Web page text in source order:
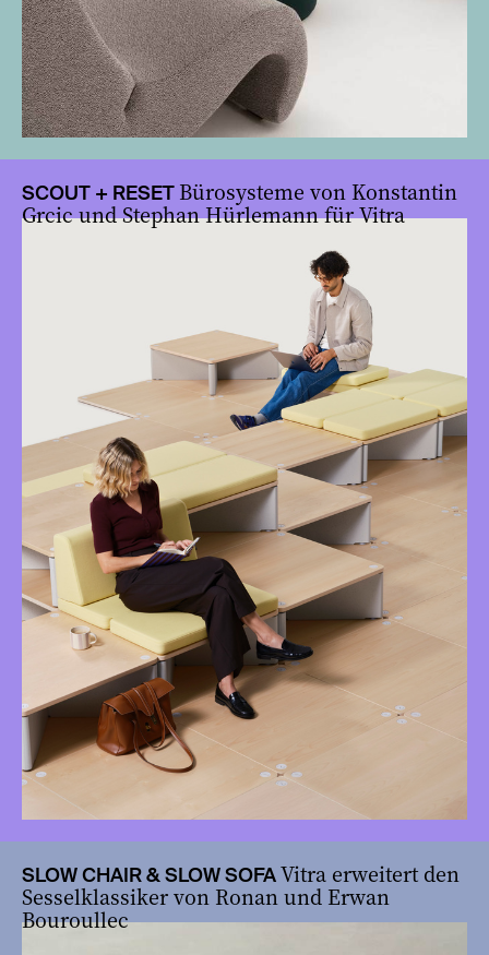
SCOUT + RESET Bürosysteme von Konstantin
Grcic und Stephan Hürlemann für Vitra
SLOW CHAIR & SLOW SOFAVitra erweitert den
Sesselklassiker von Ronan und Erwan
Bouroullec